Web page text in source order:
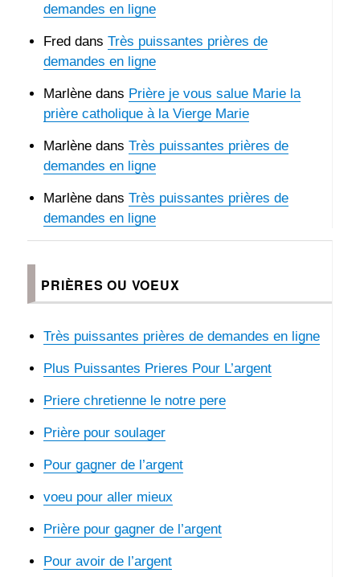
demandes en ligne
Fred dansTrès puissantes prières de
demandes en ligne
Marlène dans Prière je vous salue Marie la
prière catholique à la Vierge Marie
Marlène dansTrès puissantes prières de
demandes en ligne
Marlène dansTrès puissantes prières de
demandes en ligne
PRIÈRES OU VOEUX
Très puissantes prières de demandes en ligne
Plus Puissantes Prieres Pour L’argent
Priere chretienne le notre pere
Prière pour soulager
Pour gagner de l’argent
voeu pour aller mieux
Prière pour gagner de l’argent
Pour avoir de l’argent